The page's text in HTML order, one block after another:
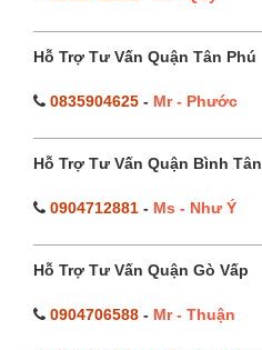
Hỗ Trợ Tư Vấn Quận Tân Phú
0835904625 - Mr - Phước
Hỗ Trợ Tư Vấn Quận Bình Tân
0904712881 - Ms - Như Ý
Hỗ Trợ Tư Vấn Quận Gò Vấp
0904706588 - Mr - Thuận